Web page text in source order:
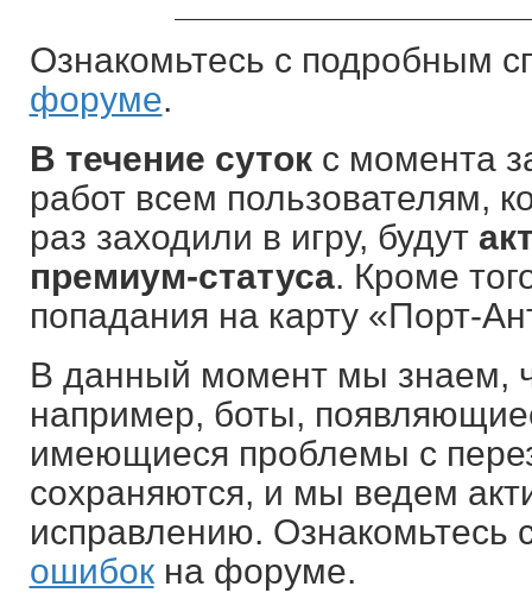
Ознакомьтесь с подробным
форуме.
В течение сутокс момента
работ всем пользователям,
раз заходили в игру, будут
премиум-статуса. Кроме
попадания на карту «Порт-
В данный момент мы знаем,
например, боты,
имеющиеся проблемы с
сохраняются, и мы ведем
исправлению. Ознакомьтесь
ошибокна форуме.